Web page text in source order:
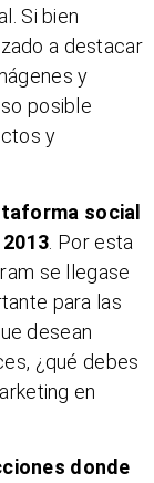
Si bien
a destacar
y
posible
y
social
. Por esta
se llegase
para las
desean
¿qué debes
en
donde